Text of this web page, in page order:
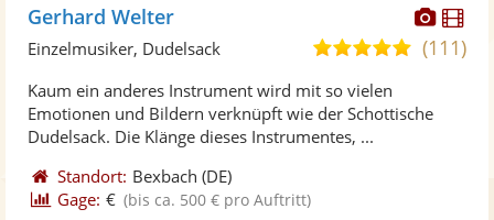
Gerhard Welter
5,0
5
(111)
Einzelmusiker, Dudelsack
Kaum ein anderes Instrument wird mit so vielen
Emotionen und Bildern verknüpft wie der Schottische
Dudelsack. Die Klänge dieses Instrumentes, ...
Standort: Bexbach (DE)
Gage: € (bis ca. 500 € pro Auftritt)